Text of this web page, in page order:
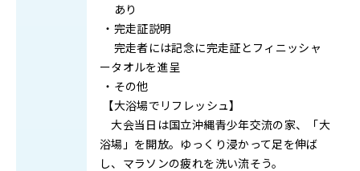
あり
・ 完走証説明
完走者には記念に完走証とフィニッシャ
ータオルを進呈
・ その他
【大浴場でリフレッシュ】
大会当日は国立沖縄青少年交流の家、「大
浴場」を開放。ゆっくり浸かって足を伸ば
し、マラソンの疲れを洗い流そう。